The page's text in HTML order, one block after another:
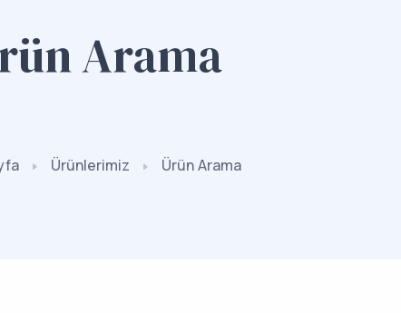
Arama
Ürünlerimiz Ürün Arama